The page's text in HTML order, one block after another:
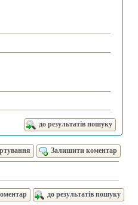
до результатів пошуку
Залишити коментар
до результатів пошуку